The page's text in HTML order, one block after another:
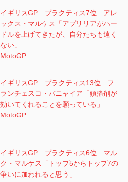
イギリスGP プラクティス7位 アレ
ックス・マルケス「アプリリアがハー
ドルを上げてきたが、自分たちも遠く
ない」
MotoGP
イギリスGP プラクティス13位 フ
ランチェスコ・バニャイア「鎮痛剤が
効いてくれることを願っている」
MotoGP
イギリスGP プラクティス6位 マル
ク・マルケス「トップ5からトップ7の
争いに加われると思う」